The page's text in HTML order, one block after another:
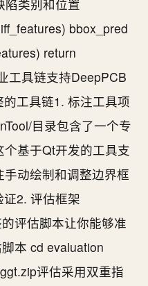
陷类别和位置
bbox_pred
return
工具链支持DeepPCB
工具链1. 标注工具项
目录包含了一个专
基于Qt开发的工具支
动绘制和调整边界框
2. 评估框架
评估脚本让你能够准
本 cd evaluation
评估采用双重指